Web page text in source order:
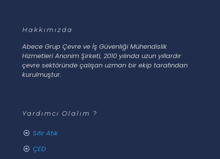
Hakkımızda
Abece Grup Çevre ve İş Güvenliği Mühendislik
Hizmetleri Anonim Şirketi, 2010 yılında uzun yıllardır
çevre sektöründe çalışan uzman bir ekip tarafından
kurulmuştur.
Yardımcı Olalım ?
Sıfır Atık
ÇED